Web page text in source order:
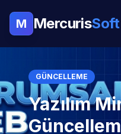
M MercurisSoft
GÜNCELLEME
Yazılım